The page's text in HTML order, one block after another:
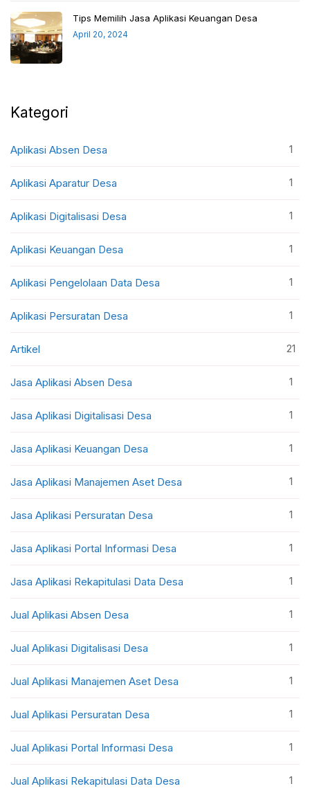
Tips Memilih Jasa Aplikasi Keuangan Desa
April 20, 2024
Kategori
Aplikasi Absen Desa 1
Aplikasi Aparatur Desa 1
Aplikasi Digitalisasi Desa 1
Aplikasi Keuangan Desa 1
Aplikasi Pengelolaan Data Desa 1
Aplikasi Persuratan Desa 1
Artikel 21
Jasa Aplikasi Absen Desa 1
Jasa Aplikasi Digitalisasi Desa 1
Jasa Aplikasi Keuangan Desa 1
Jasa Aplikasi Manajemen Aset Desa 1
Jasa Aplikasi Persuratan Desa 1
Jasa Aplikasi Portal Informasi Desa 1
Jasa Aplikasi Rekapitulasi Data Desa 1
Jual Aplikasi Absen Desa 1
Jual Aplikasi Digitalisasi Desa 1
Jual Aplikasi Manajemen Aset Desa 1
Jual Aplikasi Persuratan Desa 1
Jual Aplikasi Portal Informasi Desa 1
Jual Aplikasi Rekapitulasi Data Desa 1